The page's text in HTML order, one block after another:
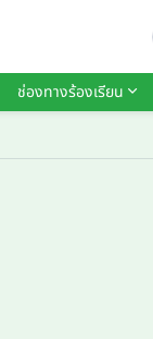
ช่องทางร้องเรียน